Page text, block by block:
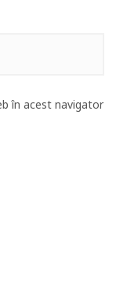
în acest navigator